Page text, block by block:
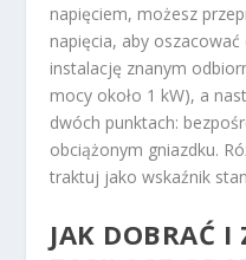
napięciem, możesz
napięcia, aby
instalację znanym
mocy około 1 kW), a
dwóch punktach:
obciążonym gniazdku.
traktuj jako wskaźnik
JAK DOBRAĆ I